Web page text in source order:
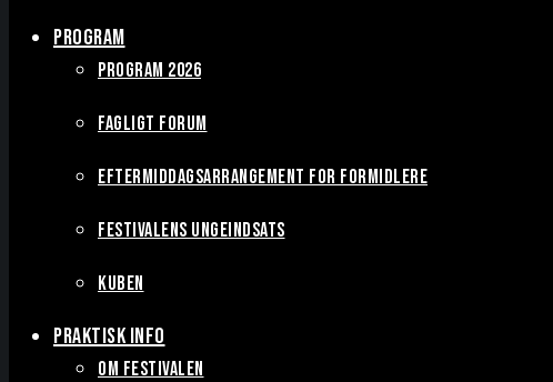
PROGRAM
PROGRAM 2026
FAGLIGT FORUM
EFTERMIDDAGSARRANGEMENT FOR FORMIDLERE
FESTIVALENS UNGEINDSATS
KUBEN
PRAKTISK INFO
OM FESTIVALEN